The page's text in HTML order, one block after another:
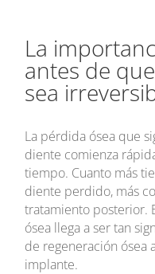
La
antes de
sea
La pérdida ósea que
diente comienza
tiempo. Cuanto más
diente perdido, más
tratamiento posterior.
ósea llega a ser tan
de regeneración ósea
implante.